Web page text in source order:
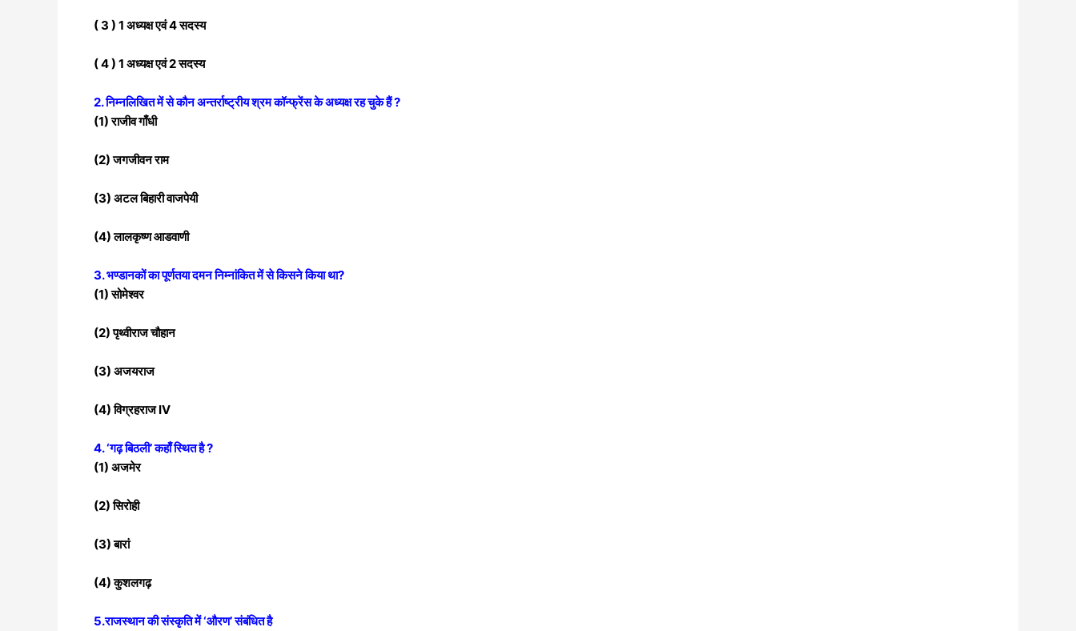
( 3 ) 1 अध्यक्ष एवं 4 सदस्य
( 4 ) 1 अध्यक्ष एवं 2 सदस्य
2. निम्नलिखित में से कौन अन्तर्राष्ट्रीय श्रम कॉन्फ्रेंस के अध्यक्ष रह चुके हैं ?
(1) राजीव गाँधी
(2) जगजीवन राम
(3) अटल बिहारी वाजपेयी
(4) लालकृष्ण आडवाणी
3. भण्डानकों का पूर्णतया दमन निम्नांकित में से किसने किया था?
(1) सोमेश्वर
(2) पृथ्वीराज चौहान
(3) अजयराज
(4) विग्रहराज IV
4. ‘गढ़ बिठली’ कहाँ स्थित है ?
(1) अजमेर
(2) सिरोही
(3) बारां
(4) कुशलगढ़
5.राजस्थान की संस्कृति में ‘औरण’ संबंधित है